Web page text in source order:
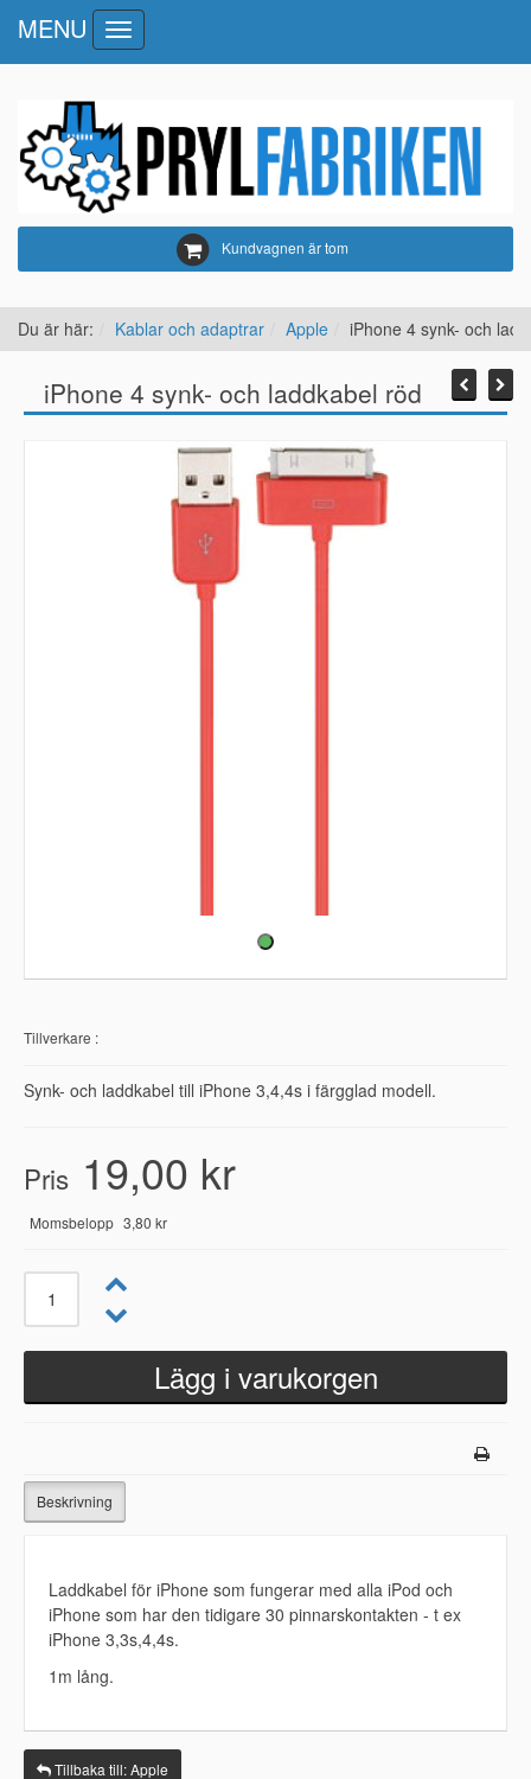
Kundvagnen är tom
MENU
Toggle
navigation
Du är här: Kablar och adaptrar Apple iPhone 4 synk- och
iPhone 4 synk- och laddkabel röd
Tillverkare
Synk- och laddkabel till iPhone 3,4,4s i färgglad modell.
Pris 19,00 kr
Momsbelopp 3,80 kr
Beskrivning
Laddkabel för iPhone som fungerar med alla iPod och
iPhone som har den tidigare 30 pinnarskontakten - t ex
iPhone 3,3s,4,4s.
1m lång.
Tillbaka till: Apple